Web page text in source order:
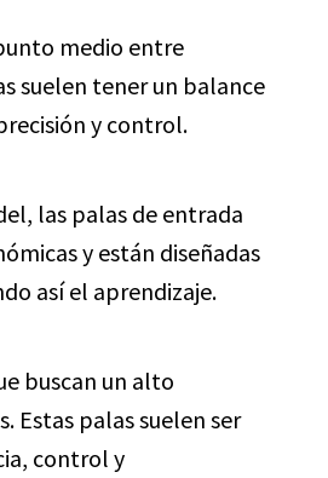
medio entre
suelen tener un balance
y control.
las palas de entrada
y están diseñadas
así el aprendizaje.
buscan un alto
Estas palas suelen ser
control y